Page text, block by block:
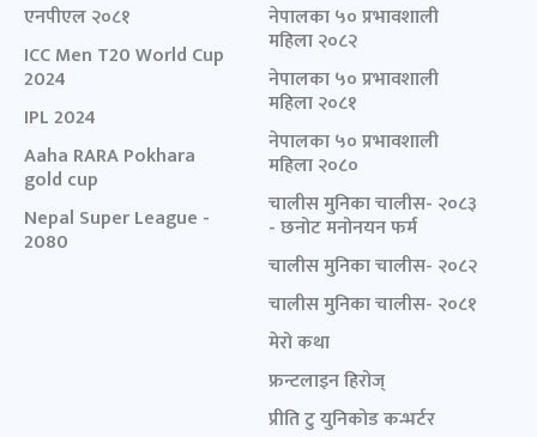
एनपीएल २०८१
ICC Men T20 World Cup
2024
IPL 2024
Aaha RARA Pokhara
gold cup
Nepal Super League -
2080
नेपालका ५० प्रभावशाली
महिला २०८२
नेपालका ५० प्रभावशाली
महिला २०८१
नेपालका ५० प्रभावशाली
महिला २०८०
चालीस मुनिका चालीस- २०८३
- छनोट मनोनयन फर्म
चालीस मुनिका चालीस- २०८२
चालीस मुनिका चालीस- २०८१
मेरो कथा
फ्रन्टलाइन हिरोज्
प्रीति टु युनिकोड कन्भर्टर